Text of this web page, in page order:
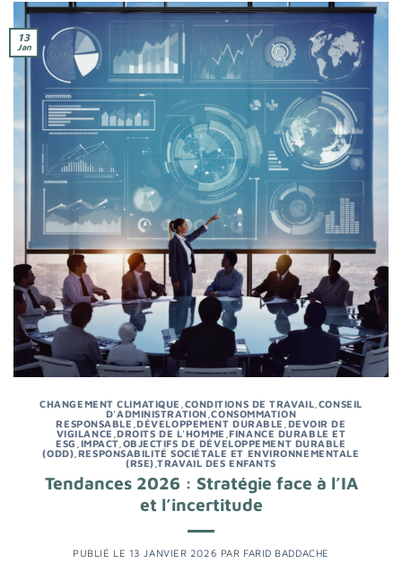
13
Jan
CHANGEMENT CLIMATIQUE CONDITIONS DE TRAVAIL
CONSEIL
D'ADMINISTRATION ,CONSOMMATION
RESPONSABLE ,DÉVELOPPEMENT DURABLE DEVOIR DE
VIGILANCE ,DROITS DE L'HOMME ,FINANCE DURABLE ET
ESG IMPACT OBJECTIFS DE DÉVELOPPEMENT DURABLE
(ODD) ,RESPONSABILITÉ SOCIÉTALE ET ENVIRONNEMENTALE
(RSE) ,TRAVAIL DES ENFANTS
Tendances 2026 : Stratégie face à l’IA
et l’incertitude
PUBLIÉ LE 13 JANVIER 2026 PAR FARID BADDACHE